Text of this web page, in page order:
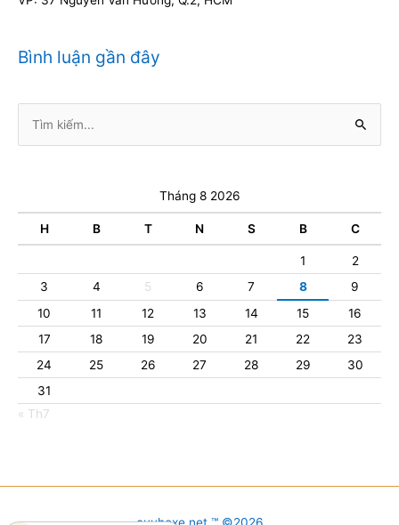
Bình luận gần đây
kiếm:
Tháng 8 2026
H B T N S B C
1
2
3
4 5 6 7 8
9
10
11 12 13 14 15
16
17
18 19 20 21 22
23
24
25 26 27 28 29
30
31
« Th7
cuuhoxe.net ™ ©2026